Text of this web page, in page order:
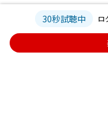
30秒試聴中 ロ